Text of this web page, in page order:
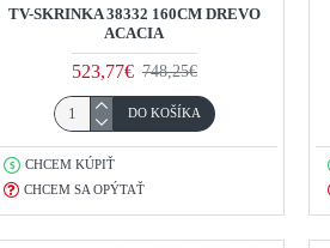
TV-SKRINKA 38332 160CM DREVO
ACACIA
523,77€ 748,25€
DO KOŠÍKA
CHCEM KÚPIŤ
CHCEM SA OPÝTAŤ